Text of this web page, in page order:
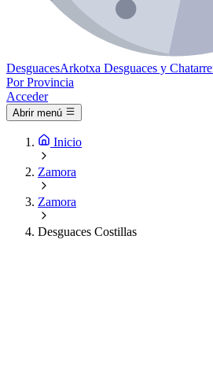
DesguacesArkotxa Desguaces y
Por Provincia
Acceder
Abrir menú
Inicio
Zamora
Zamora
Desguaces Costillas